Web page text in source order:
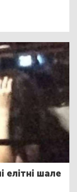
елітні шале